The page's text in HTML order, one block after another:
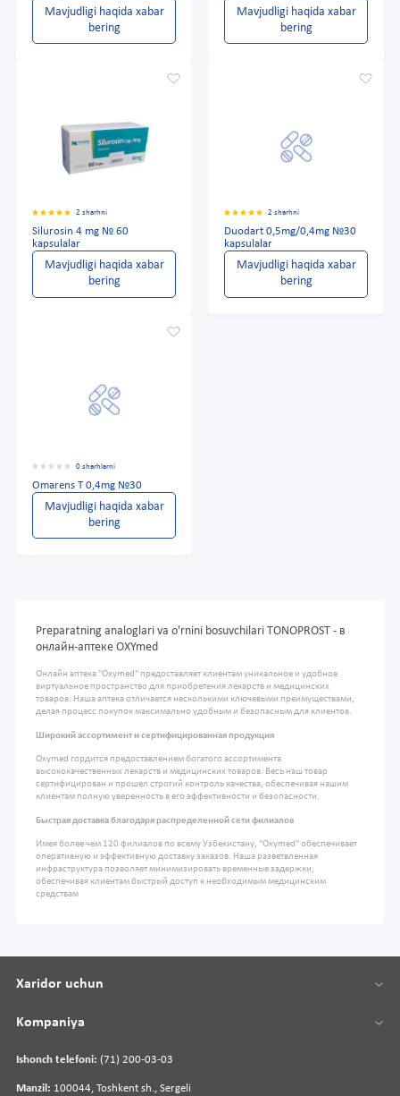
Mavjudligi haqida xabar
bering
Mavjudligi haqida xabar
bering
2 sharhni
Silurosin 4 mg № 60
kapsulalar
Mavjudligi haqida xabar
bering
2 sharhni
Duodart 0,5mg/0,4mg №30
kapsulalar
Mavjudligi haqida xabar
bering
0 sharhlarni
Omarens T 0,4mg №30
Mavjudligi haqida xabar
bering
Preparatning analoglari va o'rnini bosuvchilari TONOPROST - в
онлайн-аптеке OXYmed
Онлайн аптека "Oxymed" предоставляет клиентам уникальное и удобное
виртуальное пространство для приобретения лекарств и медицинских
товаров. Наша аптека отличается несколькими ключевыми преимуществами,
делая процесс покупок максимально удобным и безопасным для клиентов.
Широкий ассортимент и сертифицированная продукция
Oxymed гордится предоставлением богатого ассортимента
высококачественных лекарств и медицинских товаров. Весь наш товар
сертифицирован и прошел строгий контроль качества, обеспечивая нашим
клиентам полную уверенность в его эффективности и безопасности.
Быстрая доставка благодаря распределенной сети филиалов
Имея более чем 120 филиалов по всему Узбекистану, "Oxymed" обеспечивает
оперативную и эффективную доставку заказов. Наша разветвленная
инфраструктура позволяет минимизировать временные задержки,
обеспечивая клиентам быстрый доступ к необходимым медицинским
средствам
Ishonch telefoni: (71) 200-03-03
Manzil: 100044, Toshkent sh., Sergeli
Xaridor uchun
Kompaniya